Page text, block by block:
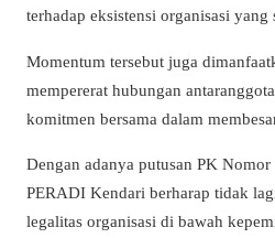
terhadap eksistensi organisasi
Momentum tersebut juga
mempererat hubungan
komitmen bersama dalam
Dengan adanya putusan PK
PERADI Kendari berharap tidak
legalitas organisasi di bawah